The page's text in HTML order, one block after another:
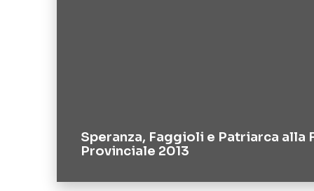
Speranza, Faggioli e Patriarca alla
Provinciale 2013